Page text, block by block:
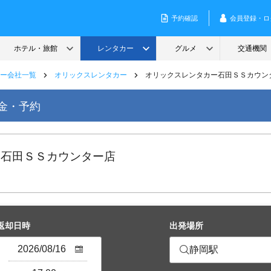
会社一覧 オリックスレンタカー オリックスレンタカー石田ＳＳカウン
・予約
田ＳＳカウンター店
却日時 出発場所
静岡駅